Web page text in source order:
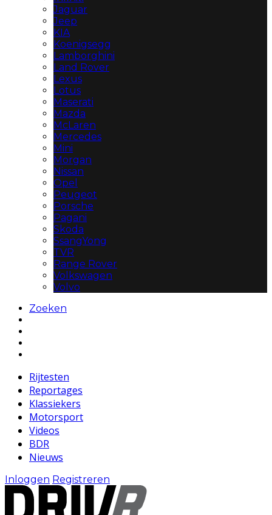
Jaguar
Jeep
KIA
Koenigsegg
Lamborghini
Land Rover
Lexus
Lotus
Maserati
Mazda
McLaren
Mercedes
Mini
Morgan
Nissan
Opel
Peugeot
Porsche
Pagani
Skoda
SsangYong
TVR
Range Rover
Volkswagen
Volvo
Zoeken
Rijtesten
Reportages
Klassiekers
Motorsport
Videos
BDR
Nieuws
Inloggen Registreren